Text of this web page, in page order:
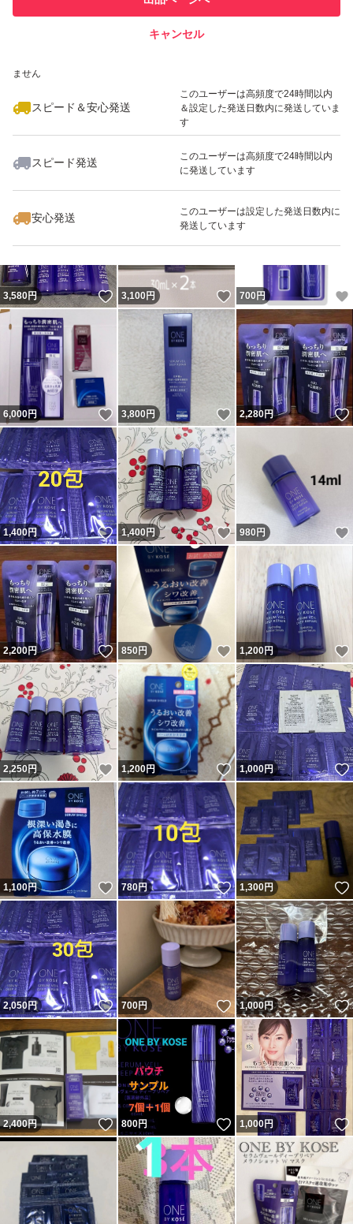
での取引実績があります
ません
スピード＆安心発送
このユーザーは高頻度で24時間以内
＆設定した発送日数内に発送していま
す
スピード発送
このユーザーは高頻度で24時間以内
に発送しています
安心発送
このユーザーは設定した発送日数内に
発送しています
キャンセル
いいね！
1,000
3,580円 いいね！
3,100円 いいね！
700 円
6,000円 いいね！
3,800円 いいね！
2,280円
1,400円 いいね！
1,400円 いいね！
980 円
2,200円 いいね！
850円 いいね！
1,200円
2,250円 いいね！
1,200円 いいね！
1,000円
1,100円 いいね！
780円 いいね！
1,300円
2,050円 いいね！
700円 いいね！
1,000円
2,400円 いいね！
800円 いいね！
1,000円